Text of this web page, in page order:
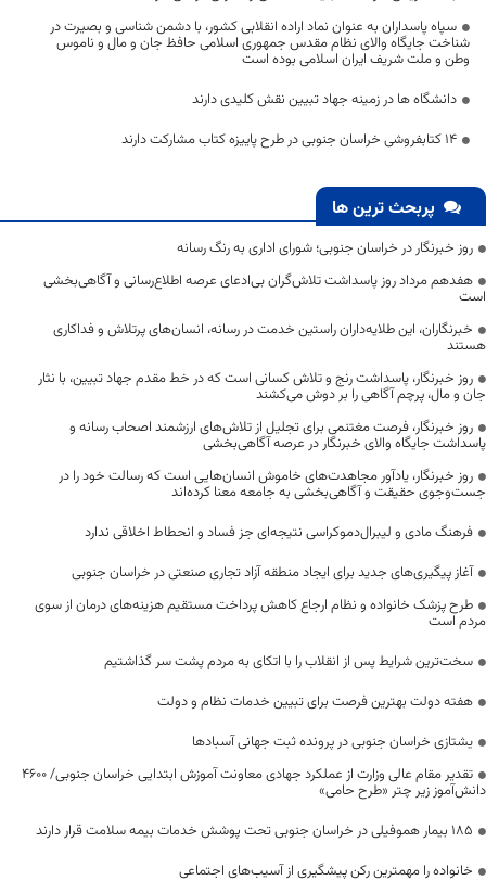
سپاه پاسداران به عنوان نماد اراده انقلابی کشور، با دشمن شناسی و بصیرت در
شناخت جایگاه والای نظام مقدس جمهوری اسلامی حافظ جان و مال و ناموس
وطن و ملت شریف ایران اسلامی بوده است
دانشگاه ها در زمینه جهاد تبیین نقش کلیدی دارند
۱۴ کتابفروشی خراسان جنوبی در طرح پاییزه کتاب مشارکت دارند
پربحث ترین ها
روز خبرنگار در خراسان جنوبی؛ شورای اداری به رنگ رسانه
هفدهم مرداد روز پاسداشت تلاش‌گران بی‌ادعای عرصه اطلاع‌رسانی و آگاهی‌بخشی
است
خبرنگاران، این طلایه‌داران راستین خدمت در رسانه، انسان‌های پرتلاش و فداکاری
هستند
روز خبرنگار، پاسداشت رنج و تلاش کسانی است که در خط مقدم جهاد تبیین، با نثار
جان و مال، پرچم آگاهی را بر دوش می‌کشند
روز خبرنگار، فرصت مغتنمی برای تجلیل از تلاش‌های ارزشمند اصحاب رسانه و
پاسداشت جایگاه والای خبرنگار در عرصه آگاهی‌بخشی
روز خبرنگار، یادآور مجاهدت‌های خاموش انسان‌هایی است که رسالت خود را در
جست‌وجوی حقیقت و آگاهی‌بخشی به جامعه معنا کرده‌اند
فرهنگ مادی و لیبرال‌دموکراسی نتیجه‌ای جز فساد و انحطاط اخلاقی ندارد
آغاز پیگیری‌های جدید برای ایجاد منطقه آزاد تجاری صنعتی در خراسان جنوبی
طرح پزشک خانواده و نظام ارجاع کاهش پرداخت مستقیم هزینه‌های درمان از سوی
مردم است
سخت‌ترین شرایط پس از انقلاب را با اتکای به مردم پشت سر گذاشتیم
هفته دولت بهترین فرصت برای تبیین خدمات نظام و دولت
یشتازی خراسان جنوبی در پرونده ثبت جهانی آسبادها
تقدیر مقام عالی وزارت از عملکرد جهادی معاونت آموزش ابتدایی خراسان جنوبی/ ۴۶۰۰
دانش‌آموز زیر چتر «طرح حامی»
۱۸۵ بیمار هموفیلی در خراسان جنوبی تحت پوشش خدمات بیمه سلامت قرار دارند
خانواده را مهمترین رکن پیشگیری از آسیب‌های اجتماعی